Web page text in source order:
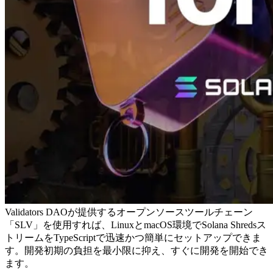
Validators DAOが提供するオープンソースツールチェーン
「SLV」を使用すれば、LinuxとmacOS環境でSolana Shredsス
トリームをTypeScriptで迅速かつ簡単にセットアップできま
す。開発初期の負担を最小限に抑え、すぐに開発を開始でき
ます。